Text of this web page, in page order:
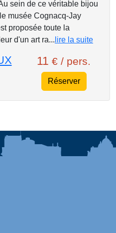
sein de ce véritable bijou
musée Cognacq-Jay
proposée toute la
d'un art ra... lire la suite
11 € / pers.
Réserver